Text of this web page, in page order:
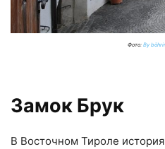
Фото: By
Замок Брук
В Восточном Тироле